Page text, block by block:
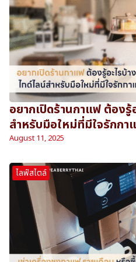
อยากเปิดร้านกาแฟ ต้องรู้
สำหรับมือใหม่ที่มีใจรักกา
August 11, 2025
ไลฟ์สไตล์